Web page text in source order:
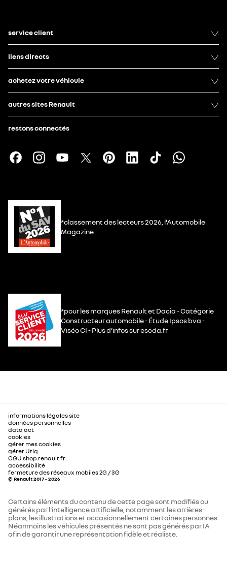
service client
liens directs
achetez votre véhicule
autres sites Renault
restons connectés
*classement des lecteurs 2026, l’Automobile
Magazine
*pour les marques Renault et Dacia - Catégorie
Constructeur automobile - Étude Ipsos bva -
Viséo CI - Plus d’infos sur escda.fr
informations légales site
données personnelles
data act
cookies
gérer mes cookies
gérer Utiq
CGU shop.renault.fr
accessibilité
fermeture des réseaux mobiles 2G / 3G
© Renault 2017 - 2026
Certains éléments du contenu de cette page sont modifiés ou
générés par l'intelligence artificielle, notamment les arrières-
plans, les illustrations et occasionnellement certaines personnes.
Néanmoins les véhicules présentés ne sont pas générés par IA
afin de garantir une représentation fidèle et réaliste.